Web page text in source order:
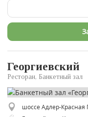
Георгиевский
Ресторан, Банкетный зал
шоссе Адлер-Красная